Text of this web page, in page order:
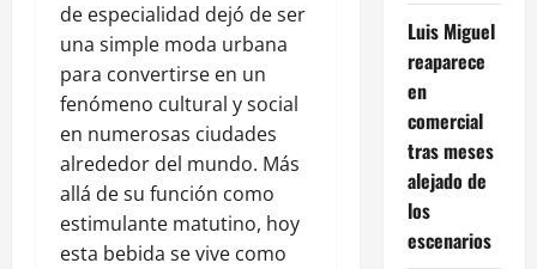
de especialidad dejó de ser
una simple moda urbana
para convertirse en un
fenómeno cultural y social
en numerosas ciudades
alrededor del mundo. Más
allá de su función como
estimulante matutino, hoy
esta bebida se vive como
Luis Miguel
reaparece
en
comercial
tras meses
alejado de
los
escenarios